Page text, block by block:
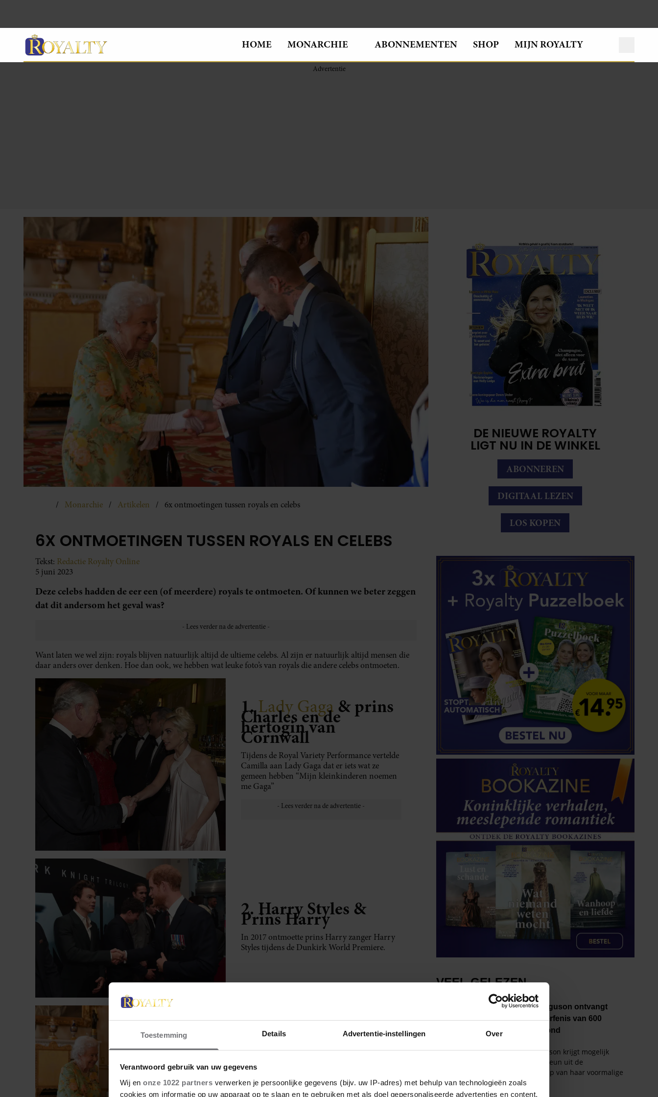
Toestemming Details Advertentie-instellingen Over
Verantwoord gebruik van uw gegevens
Wij en onze 1022 partners verwerken je persoonlijke gegevens (bijv. uw IP-adres) met behulp van technologieën zoals
cookies om informatie op uw apparaat op te slaan en te gebruiken met als doel gepersonaliseerde advertenties en content,
HOME MONARCHIE ABONNEMENTEN SHOP MIJN ROYALTY
Monarchie Artikelen 6x ontmoetingen tussen royals en celebs
6X ONTMOETINGEN TUSSEN ROYALS EN CELEBS
Tekst: Redactie Royalty Online
5 juni 2023
Deze celebs hadden de eer een (of meerdere) royals te ontmoeten. Of kunnen we beter zeggen
dat dit andersom het geval was?
Want laten we wel zijn: royals blijven natuurlijk altijd de ultieme celebs. Al zijn er natuurlijk altijd mensen die
daar anders over denken. Hoe dan ook, we hebben wat leuke foto’s van royals die andere celebs ontmoeten.
1.Lady Gaga & prins
Charles en de
hertogin van
Cornwall
Tijdens de Royal Variety Performance vertelde
Camilla aan Lady Gaga dat er iets wat ze
gemeen hebben “Mijn kleinkinderen noemen
me Gaga”
2. Harry Styles &
Prins Harry
In 2017 ontmoette prins Harry zanger Harry
Styles tijdens de Dunkirk World Premiere.
3. David Beckham &
de Queen
Inmiddels heeft David Beckham de Queen al
DE NIEUWE ROYALTY
LIGT NU IN DE WINKEL
ABONNEREN
DIGITAAL LEZEN
LOS KOPEN